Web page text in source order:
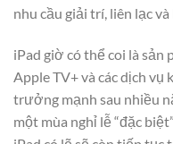
nhu cầu giải trí, liên lạc
iPad giờ có thể coi là sản
Apple TV+ và các dịch vụ
trưởng mạnh sau nhiều
một mùa nghỉ lễ “đặc